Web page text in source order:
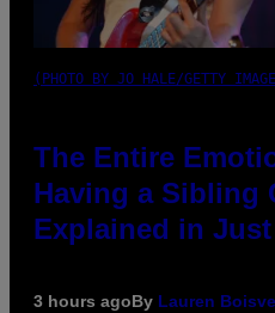
(PHOTO BY JO HALE/GETTY
The Entire
Having a Sibling
Explained in
3 hours agoBy Lauren